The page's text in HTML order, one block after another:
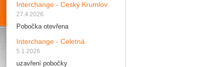
Interchange - Ceský Krumlov
27.4.2026
Pobočka otevřena
Interchange - Celetná
5.1.2026
uzavření pobočky